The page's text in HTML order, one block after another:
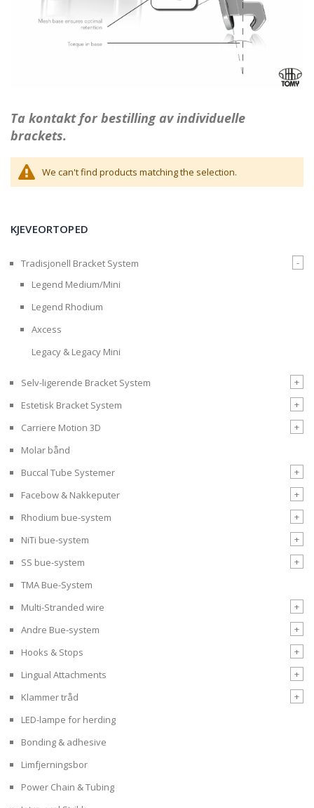
Ta kontakt for bestilling av individuelle
brackets.
We can't find products matching the selection.
KJEVEORTOPED
Tradisjonell Bracket System
-
Legend Medium/Mini
Legend Rhodium
Axcess
Legacy & Legacy Mini
Selv-ligerende Bracket System
+
Estetisk Bracket System
+
Carriere Motion 3D
+
Molar bånd
Buccal Tube Systemer
+
Facebow & Nakkeputer
+
Rhodium bue-system
+
NiTi bue-system
+
SS bue-system
+
TMA Bue-System
Multi-Stranded wire
+
Andre Bue-system
+
Hooks & Stops
+
Lingual Attachments
+
Klammer tråd
+
LED-lampe for herding
Bonding & adhesive
Limfjerningsbor
Power Chain & Tubing